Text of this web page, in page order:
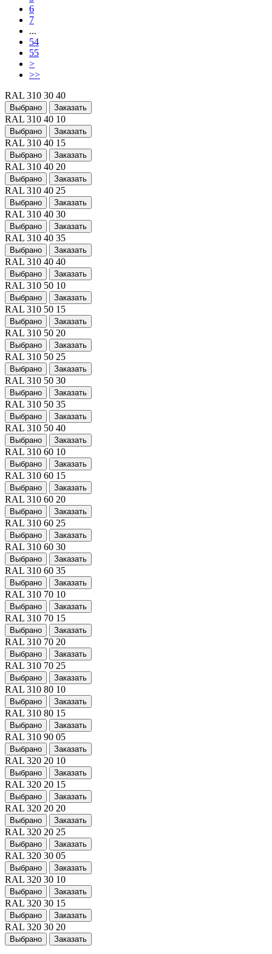
6
7
...
54
55
>
>>
RAL 310 30 40
Выбрано Заказать
RAL 310 40 10
Выбрано Заказать
RAL 310 40 15
Выбрано Заказать
RAL 310 40 20
Выбрано Заказать
RAL 310 40 25
Выбрано Заказать
RAL 310 40 30
Выбрано Заказать
RAL 310 40 35
Выбрано Заказать
RAL 310 40 40
Выбрано Заказать
RAL 310 50 10
Выбрано Заказать
RAL 310 50 15
Выбрано Заказать
RAL 310 50 20
Выбрано Заказать
RAL 310 50 25
Выбрано Заказать
RAL 310 50 30
Выбрано Заказать
RAL 310 50 35
Выбрано Заказать
RAL 310 50 40
Выбрано Заказать
RAL 310 60 10
Выбрано Заказать
RAL 310 60 15
Выбрано Заказать
RAL 310 60 20
Выбрано Заказать
RAL 310 60 25
Выбрано Заказать
RAL 310 60 30
Выбрано Заказать
RAL 310 60 35
Выбрано Заказать
RAL 310 70 10
Выбрано Заказать
RAL 310 70 15
Выбрано Заказать
RAL 310 70 20
Выбрано Заказать
RAL 310 70 25
Выбрано Заказать
RAL 310 80 10
Выбрано Заказать
RAL 310 80 15
Выбрано Заказать
RAL 310 90 05
Выбрано Заказать
RAL 320 20 10
Выбрано Заказать
RAL 320 20 15
Выбрано Заказать
RAL 320 20 20
Выбрано Заказать
RAL 320 20 25
Выбрано Заказать
RAL 320 30 05
Выбрано Заказать
RAL 320 30 10
Выбрано Заказать
RAL 320 30 15
Выбрано Заказать
RAL 320 30 20
Выбрано Заказать